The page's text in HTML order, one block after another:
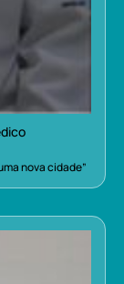
nova cidade”